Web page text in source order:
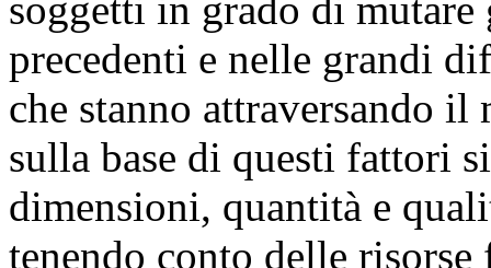
precedenti e nelle grandi
che stanno attraversando il
sulla base di questi fattori
dimensioni, quantità e
tenendo conto delle